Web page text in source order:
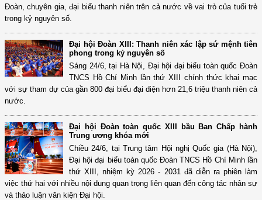
Đoàn, chuyên gia, đại biểu thanh niên trên cả nước về vai trò của tuổi trẻ
trong kỷ nguyên số.
Đại hội Đoàn XIII: Thanh niên xác lập sứ mệnh tiên
phong trong kỷ nguyên số
Sáng 24/6, tại Hà Nội, Đại hội đại biểu toàn quốc Đoàn
TNCS Hồ Chí Minh lần thứ XIII chính thức khai mạc
với sự tham dự của gần 800 đại biểu đại diện hơn 21,6 triệu thanh niên cả
nước.
Đại hội Đoàn toàn quốc XIII bầu Ban Chấp hành
Trung ương khóa mới
Chiều 24/6, tại Trung tâm Hội nghị Quốc gia (Hà Nội),
Đại hội đại biểu toàn quốc Đoàn TNCS Hồ Chí Minh lần
thứ XIII, nhiệm kỳ 2026 - 2031 đã diễn ra phiên làm
việc thứ hai với nhiều nội dung quan trọng liên quan đến công tác nhân sự
và thảo luận văn kiện Đại hội.